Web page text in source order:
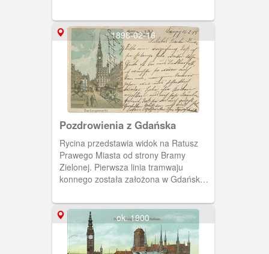
1898-02-16
Pozdrowienia z Gdańska
Rycina przedstawia widok na Ratusz
Prawego Miasta od strony Bramy
Zielonej. Pierwsza linia tramwaju
konnego została założona w Gdańsku z
ok. 1900